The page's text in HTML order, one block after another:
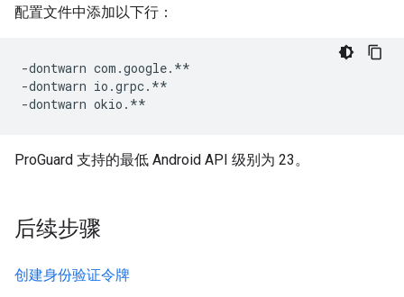
配置文件中添加以下行：
-dontwarn com.google.**
-dontwarn io.grpc.**
ProGuard 支持的最低 Android API 级别为 23。
后续步骤
创建身份验证令牌